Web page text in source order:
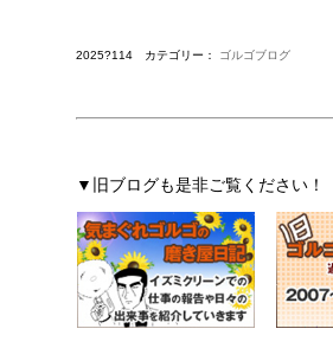
2025?114 カテゴリー： ゴルゴブログ
▼旧ブログも是非ご覧ください！